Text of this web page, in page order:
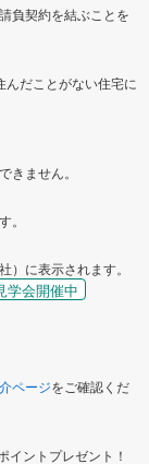
負契約を結ぶことを
だことがない住宅に
きません。
。
に表示されます。
学会開催中
ページをご確認くだ
イントプレゼント！